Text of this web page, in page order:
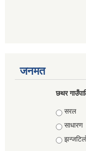
जनमत
छथर
Choices
सरल
साधारण